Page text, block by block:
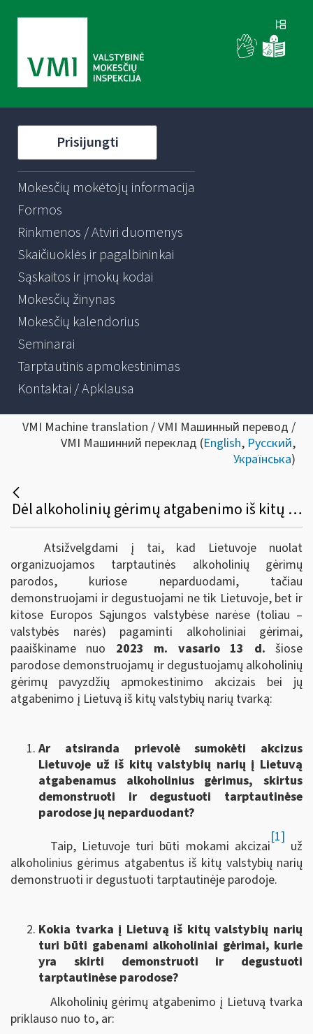
Prisijungti
Mokesčių mokėtojų informacija
Formos
Rinkmenos / Atviri duomenys
Skaičiuoklės ir pagalbininkai
Sąskaitos ir įmokų kodai
Mokesčių žinynas
Mokesčių kalendorius
Seminarai
Tarptautinis apmokestinimas
Kontaktai / Apklausa
VMI Machine translation / VMI Машинный перевод /
VMI Машинний переклад (English, Русский,
Українська)
Dėl alkoholinių gėrimų atgabenimo iš kitų Europos sąjungos valstybių narių į tarptautines parodas Lietuvoje bei akcizų sumokėjimo
Atsižvelgdami į tai, kad Lietuvoje nuolat
organizuojamos tarptautinės alkoholinių gėrimų
parodos, kuriose neparduodami, tačiau
demonstruojami ir degustuojami ne tik Lietuvoje, bet ir
kitose Europos Sąjungos valstybėse narėse (toliau –
valstybės narės) pagaminti alkoholiniai gėrimai,
paaiškiname nuo 2023 m. vasario 13 d. šiose
parodose demonstruojamų ir degustuojamų alkoholinių
gėrimų pavyzdžių apmokestinimo akcizais bei jų
atgabenimo į Lietuvą iš kitų valstybių narių tvarką:
Ar atsiranda prievolė sumokėti akcizus
Lietuvoje už iš kitų valstybių narių į Lietuvą
atgabenamus alkoholinius gėrimus, skirtus
demonstruoti ir degustuoti tarptautinėse
parodose jų neparduodant?
Taip, Lietuvoje turi būti mokami akcizai
[1]
už
alkoholinius gėrimus atgabentus iš kitų valstybių narių
demonstruoti ir degustuoti tarptautinėje parodoje.
Kokia tvarka į Lietuvą iš kitų valstybių narių
turi būti gabenami alkoholiniai gėrimai, kurie
yra skirti demonstruoti ir degustuoti
tarptautinėse parodose?
Alkoholinių gėrimų atgabenimo į Lietuvą tvarka
priklauso nuo to, ar: